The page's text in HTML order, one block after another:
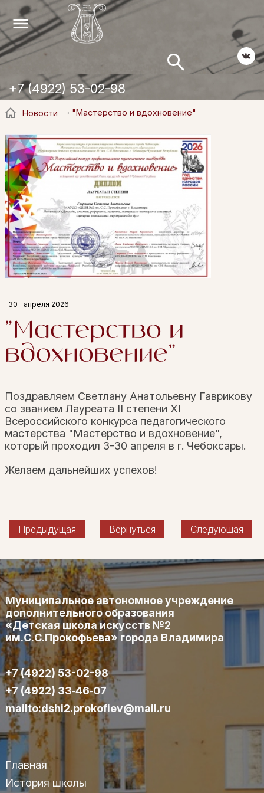
+7 (4922) 53-02-98
Новости "Мастерство и вдохновение"
30 апреля 2026
"Мастерство и
вдохновение"
Поздравляем Светлану Анатольевну Гаврикову
со званием Лауреата II степени XI
Всероссийского конкурса педагогического
мастерства "Мастерство и вдохновение",
который проходил 3-30 апреля в г. Чебоксары.
Желаем дальнейших успехов!
Предыдущая Вернуться Следующая
Муниципальное автономное учреждение
дополнительного образования
«Детская школа искусств №2
им.С.С.Прокофьева» города Владимира
+7 (4922) 53-02-98
+7 (4922) 33‑46‑07
mailto:dshi2.prokofiev@mail.ru
Главная
История школы